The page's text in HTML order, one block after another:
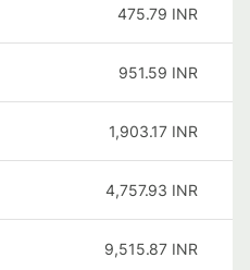
475.79 INR
951.59 INR
1,903.17 INR
4,757.93 INR
9,515.87 INR